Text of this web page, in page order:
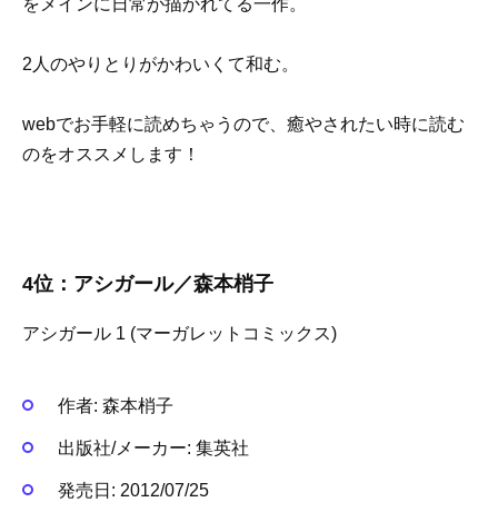
をメインに日常が描かれてる一作。
2人のやりとりがかわいくて和む。
webでお手軽に読めちゃうので、癒やされたい時に読む
のをオススメします！
4位：アシガール／森本梢子
アシガール 1 (マーガレットコミックス)
作者: 森本梢子
出版社/メーカー: 集英社
発売日: 2012/07/25